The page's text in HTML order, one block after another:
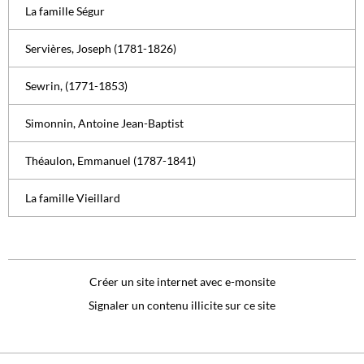
La famille Ségur
Servières, Joseph (1781-1826)
Sewrin, (1771-1853)
Simonnin, Antoine Jean-Baptist
Théaulon, Emmanuel (1787-1841)
La famille Vieillard
Créer un site internet avec e-monsite
Signaler un contenu illicite sur ce site